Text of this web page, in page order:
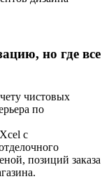
но где все
чистовых
по
с
позиций заказа